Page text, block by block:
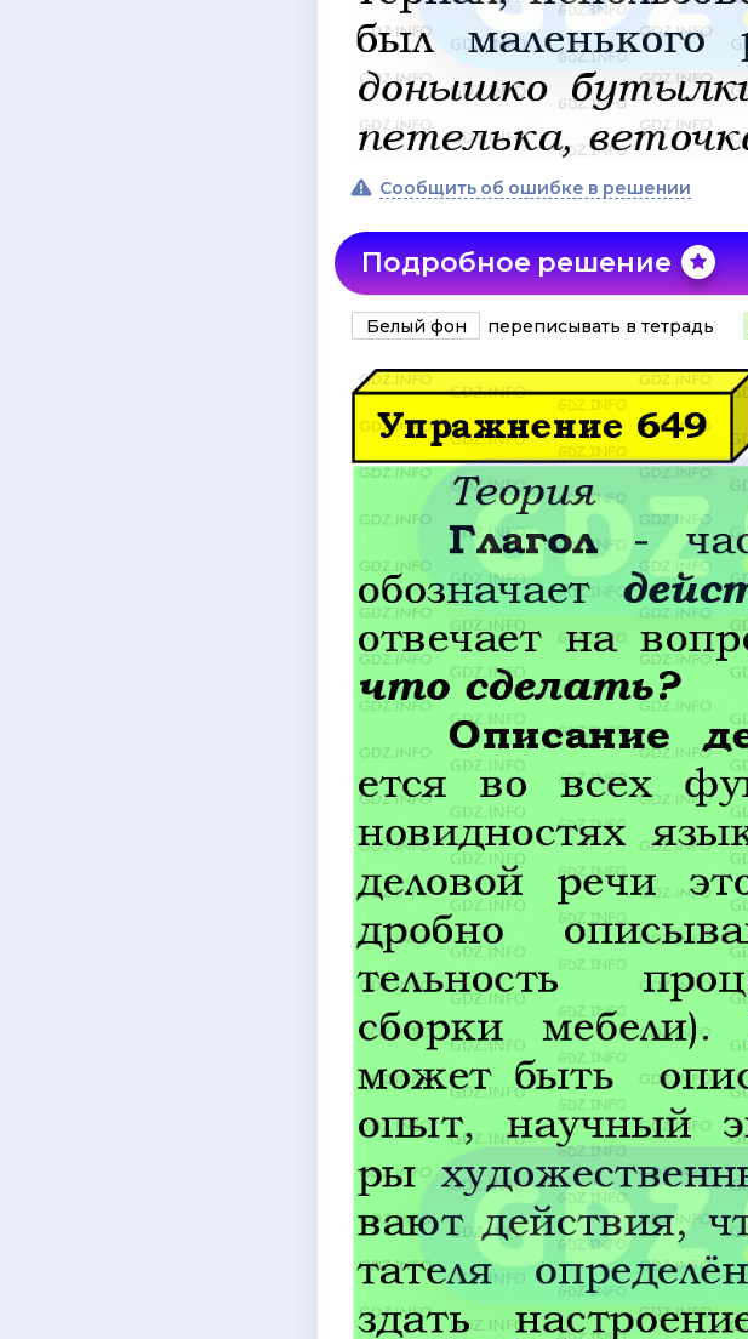
Сообщить об ошибке в решении
Подробное решение
Белый фон переписывать в тетрадь